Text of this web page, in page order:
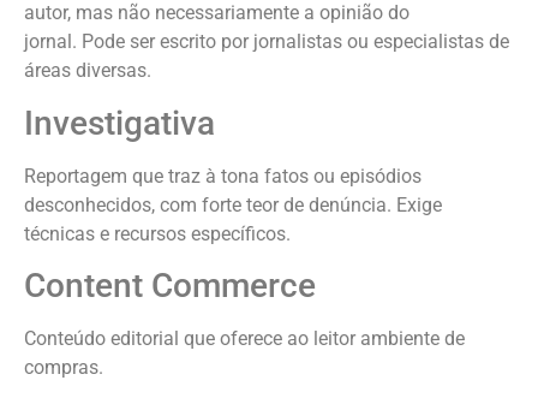
autor, mas não necessariamente a opinião do
jornal. Pode ser escrito por jornalistas ou especialistas de
áreas diversas.
Investigativa
Reportagem que traz à tona fatos ou episódios
desconhecidos, com forte teor de denúncia. Exige
técnicas e recursos específicos.
Content Commerce
Conteúdo editorial que oferece ao leitor ambiente de
compras.